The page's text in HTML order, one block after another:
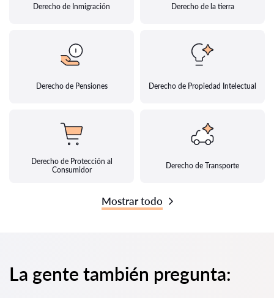
Derecho de Inmigración Derecho de la tierra
Derecho de Pensiones Derecho de Propiedad Intelectual
Derecho de Protección al
Consumidor
Derecho de Transporte
Mostrar todo
La gente también pregunta: